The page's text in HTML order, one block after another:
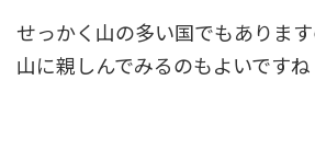
せっかく山の多い国でもありま
山に親しんでみるのもよいですね